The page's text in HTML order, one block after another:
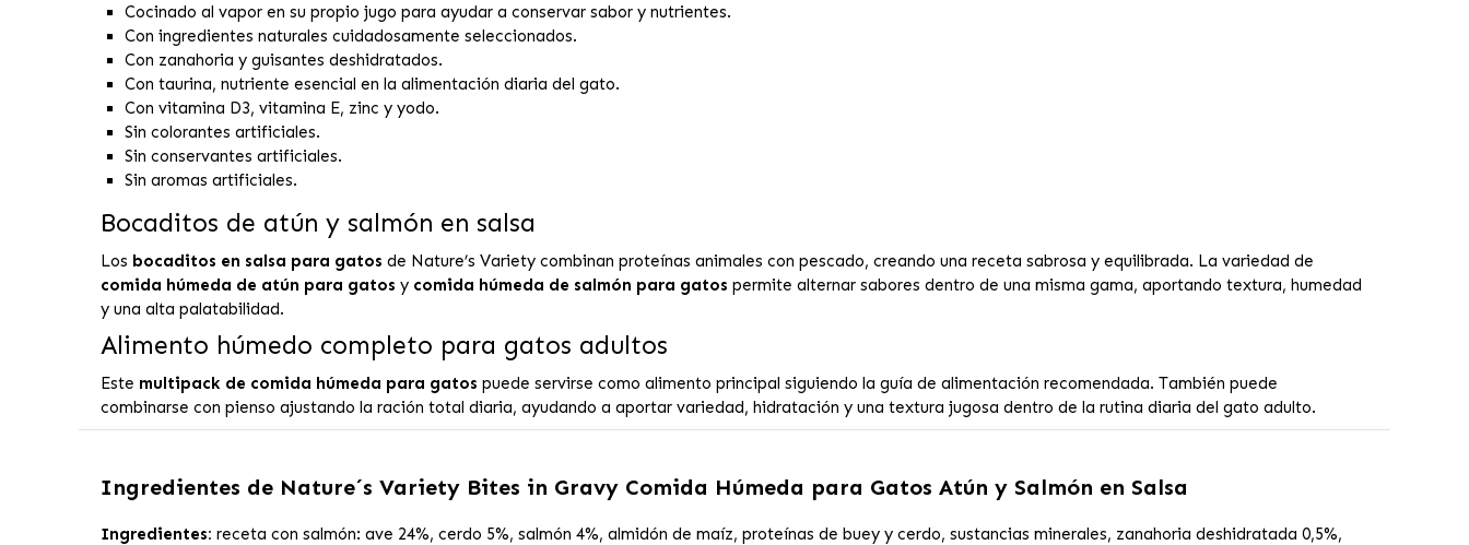
Cocinado al vapor en su propio jugo para ayudar a conservar sabor y nutrientes.
Con ingredientes naturales cuidadosamente seleccionados.
Con zanahoria y guisantes deshidratados.
Con taurina, nutriente esencial en la alimentación diaria del gato.
Con vitamina D3, vitamina E, zinc y yodo.
Sin colorantes artificiales.
Sin conservantes artificiales.
Sin aromas artificiales.
Bocaditos de atún y salmón en salsa
Los bocaditos en salsa para gatos de Nature’s Variety combinan proteínas animales con pescado, creando una receta sabrosa y equilibrada. La variedad de
comida húmeda de atún para gatos y comida húmeda de salmón para gatos permite alternar sabores dentro de una misma gama, aportando textura, humedad
y una alta palatabilidad.
Alimento húmedo completo para gatos adultos
Este multipack de comida húmeda para gatos puede servirse como alimento principal siguiendo la guía de alimentación recomendada. También puede
combinarse con pienso ajustando la ración total diaria, ayudando a aportar variedad, hidratación y una textura jugosa dentro de la rutina diaria del gato adulto.
Ingredientes de Nature´s Variety Bites in Gravy Comida Húmeda para Gatos Atún y Salmón en Salsa
Ingredientes: receta con salmón: ave 24%, cerdo 5%, salmón 4%, almidón de maíz, proteínas de buey y cerdo, sustancias minerales, zanahoria deshidratada 0,5%,